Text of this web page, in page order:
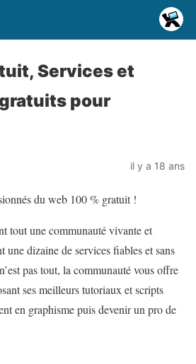
Services et
pour
il y a 18 ans
du web 100 % gratuit !
tout une communauté vivante et
une dizaine de services fiables et sans
pas tout, la communauté vous offre
ses meilleurs tutoriaux et scripts
en graphisme puis devenir un pro de